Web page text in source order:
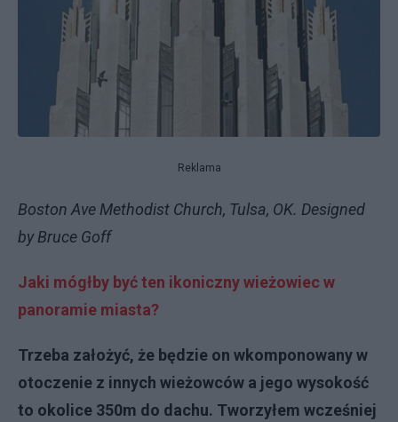
Reklama
Boston Ave Methodist Church, Tulsa, OK. Designed
by Bruce Goff
Jaki mógłby być ten ikoniczny wieżowiec w
panoramie miasta?
Trzeba założyć, że będzie on wkomponowany w
otoczenie z innych wieżowców a jego wysokość
to okolice 350m do dachu. Tworzyłem wcześniej